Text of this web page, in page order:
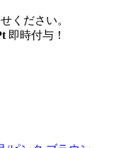
ください。
即時付与！